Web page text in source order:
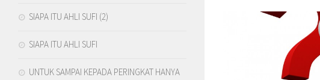
SIAPA ITU AHLI SUFI (2)
SIAPA ITU AHLI SUFI
UNTUK SAMPAI KEPADA PERINGKAT HANYA